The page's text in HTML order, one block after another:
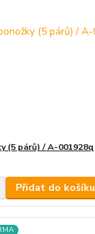
(5 párů) / A-001928q
Přidat do košíku